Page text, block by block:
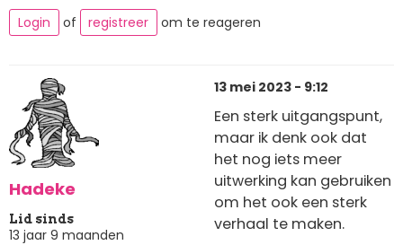
Login of registreer om te reageren
Hadeke
Lid sinds
13 jaar 9 maanden
13 mei 2023 - 9:12
Een sterk uitgangspunt,
maar ik denk ook dat
het nog iets meer
uitwerking kan gebruiken
om het ook een sterk
verhaal te maken.